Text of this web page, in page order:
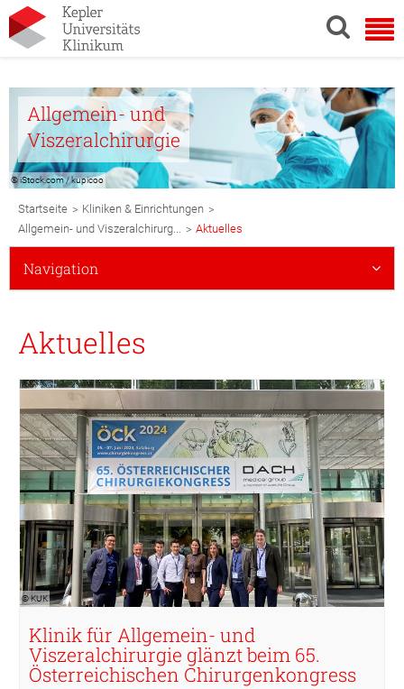
Allgemein- und
Viszeralchirurgie
© iStock.com / kupicoo
Breadcrumb
Navigation
Startseite > Kliniken & Einrichtungen >
Allgemein- und Viszeralchirurg... > Aktuelles
Subnavigation
Mobile
Navigation
Aktuelles
© KUK
Klinik für Allgemein- und
Viszeralchirurgie glänzt beim 65.
Österreichischen Chirurgenkongress